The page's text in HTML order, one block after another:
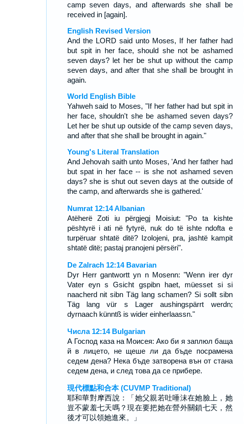
camp seven days, and afterwards she shall be
received in [again].
English Revised Version
And the LORD said unto Moses, If her father had
but spit in her face, should she not be ashamed
seven days? let her be shut up without the camp
seven days, and after that she shall be brought in
again.
World English Bible
Yahweh said to Moses, "If her father had but spit in
her face, shouldn't she be ashamed seven days?
Let her be shut up outside of the camp seven days,
and after that she shall be brought in again."
Young's Literal Translation
And Jehovah saith unto Moses, 'And her father had
but spat in her face -- is she not ashamed seven
days? she is shut out seven days at the outside of
the camp, and afterwards she is gathered.'
Numrat 12:14 Albanian
Atëherë Zoti iu përgjegj Moisiut: "Po ta kishte
pështyrë i ati në fytyrë, nuk do të ishte ndofta e
turpëruar shtatë ditë? Izolojeni, pra, jashtë kampit
shtatë ditë; pastaj pranojeni përsëri".
De Zalrach 12:14 Bavarian
Dyr Herr gantwortt yn n Mosenn: "Wenn irer dyr
Vater eyn s Gsicht gspibn haet, müesset si si
naacherd nit sibn Täg lang schamen? Si sollt sibn
Täg lang vür s Lager aushingspärrt werdn;
dyrnaach künntß is wider einherlaassn."
Числа 12:14 Bulgarian
А Господ каза на Моисея: Ако би я заплюл баща
й в лицето, не щеше ли да бъде посрамена
седем дена? Нека бъде затворена вън от стана
седем дена, и след това да се прибере.
現代標點和合本 (CUVMP Traditional)
耶和華對摩西說：「她父親若吐唾沫在她臉上，她
豈不蒙羞七天嗎？現在要把她在營外關鎖七天，然
後才可以領她進來。」